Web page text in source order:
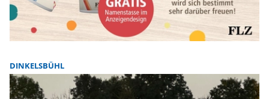
DINKELSBÜHL